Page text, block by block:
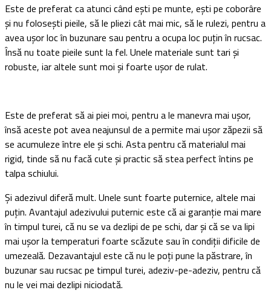
Este de preferat ca atunci când ești pe munte, ești pe coborâre
și nu folosești pieile, să le pliezi cât mai mic, să le rulezi, pentru a
avea ușor loc în buzunare sau pentru a ocupa loc puțin în rucsac.
Însă nu toate pieile sunt la fel. Unele materiale sunt tari și
robuste, iar altele sunt moi și foarte ușor de rulat.
Este de preferat să ai piei moi, pentru a le manevra mai ușor,
însă aceste pot avea neajunsul de a permite mai ușor zăpezii să
se acumuleze între ele și schi. Asta pentru că materialul mai
rigid, tinde să nu facă cute și practic să stea perfect întins pe
talpa schiului.
Și adezivul diferă mult. Unele sunt foarte puternice, altele mai
puțin. Avantajul adezivului puternic este că ai garanție mai mare
în timpul turei, că nu se va dezlipi de pe schi, dar și că se va lipi
mai ușor la temperaturi foarte scăzute sau în condiții dificile de
umezeală. Dezavantajul este că nu le poți pune la păstrare, în
buzunar sau rucsac pe timpul turei, adeziv-pe-adeziv, pentru că
nu le vei mai dezlipi niciodată.